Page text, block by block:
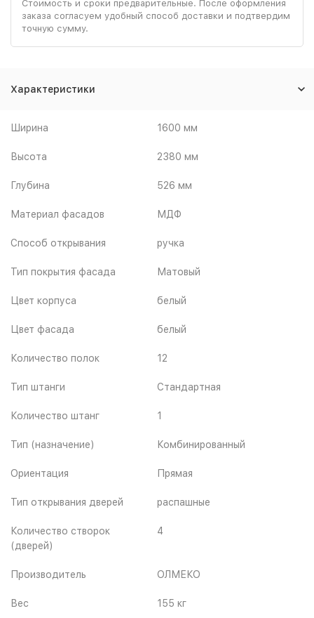
Стоимость и сроки предварительные. После оформления
заказа согласуем удобный способ доставки и подтвердим
точную сумму.
Характеристики
Ширина 1600 мм
Высота 2380 мм
Глубина 526 мм
Материал фасадов МДФ
Способ открывания ручка
Тип покрытия фасада Матовый
Цвет корпуса белый
Цвет фасада белый
Количество полок 12
Тип штанги Стандартная
Количество штанг 1
Тип (назначение) Комбинированный
Ориентация Прямая
Тип открывания дверей распашные
Количество створок
(дверей)
4
Производитель ОЛМЕКО
Вес 155 кг